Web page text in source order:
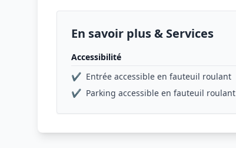
En savoir plus & Services
Accessibilité
✔ Entrée accessible en fauteuil roulant
✔ Parking accessible en fauteuil roulant